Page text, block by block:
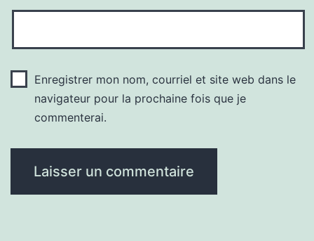
Enregistrer mon nom, courriel et site web dans le
navigateur pour la prochaine fois que je
commenterai.